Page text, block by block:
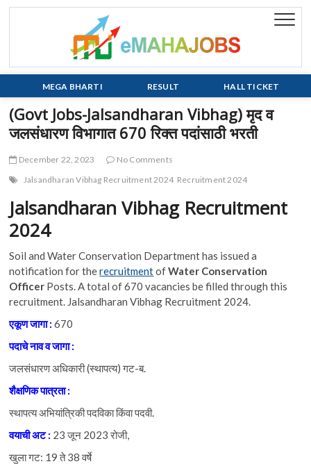
Skip
MEGA BHARTI RESULT HALL TICKET
(Govt Jobs-Jalsandharan Vibhag) मृद व
जलसंधारण विभागात 670 रिक्त पदांसाठी भरती
December 22, 2023
No Comments
Jalsandharan Vibhag Recruitment 2024 Recruitment 2024
Jalsandharan Vibhag Recruitment
2024
Soil and Water Conservation Department has issued a
notification for therecruitmentofWater Conservation
Officer Posts. A total of 670 vacancies be filled through this
recruitment. Jalsandharan Vibhag Recruitment 2024.
एकूणजागा : 670
पदाचेनाववजागा :
जलसंधारण अधिकारी (स्थापत्य) गट-ब.
शैक्षणिकपात्रता :
स्थापत्य अभियांत्रिकी पदविका किंवा पदवी.
वयाचीअट : 23 जून 2023 रोजी,
खुला गट: 19 ते 38 वर्षे